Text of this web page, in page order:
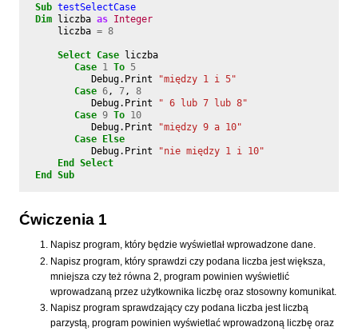
Sub testSelectCase
Dim liczba as Integer
liczba = 8
Select Case liczba
Case 1 To 5
Debug. Print
"między 1 i 5"
Case 6 , 7 ,
8
Debug. Print
" 6 lub 7 lub 8"
Case 9 To 10
Debug. Print
"między 9 a 10"
Case Else
Debug. Print
"nie między 1 i 10"
End
Select
End
Sub
Ćwiczenia 1
Napisz program, który będzie wyświetlał wprowadzone dane.
Napisz program, który sprawdzi czy podana liczba jest większa,
mniejsza czy też równa 2, program powinien wyświetlić
wprowadzaną przez użytkownika liczbę oraz stosowny komunikat.
Napisz program sprawdzający czy podana liczba jest liczbą
parzystą, program powinien wyświetlać wprowadzoną liczbę oraz